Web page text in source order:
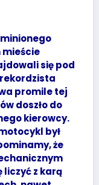
mieście
się pod
promile tej
doszło do
kierowcy.
był
że
liczyć z karą